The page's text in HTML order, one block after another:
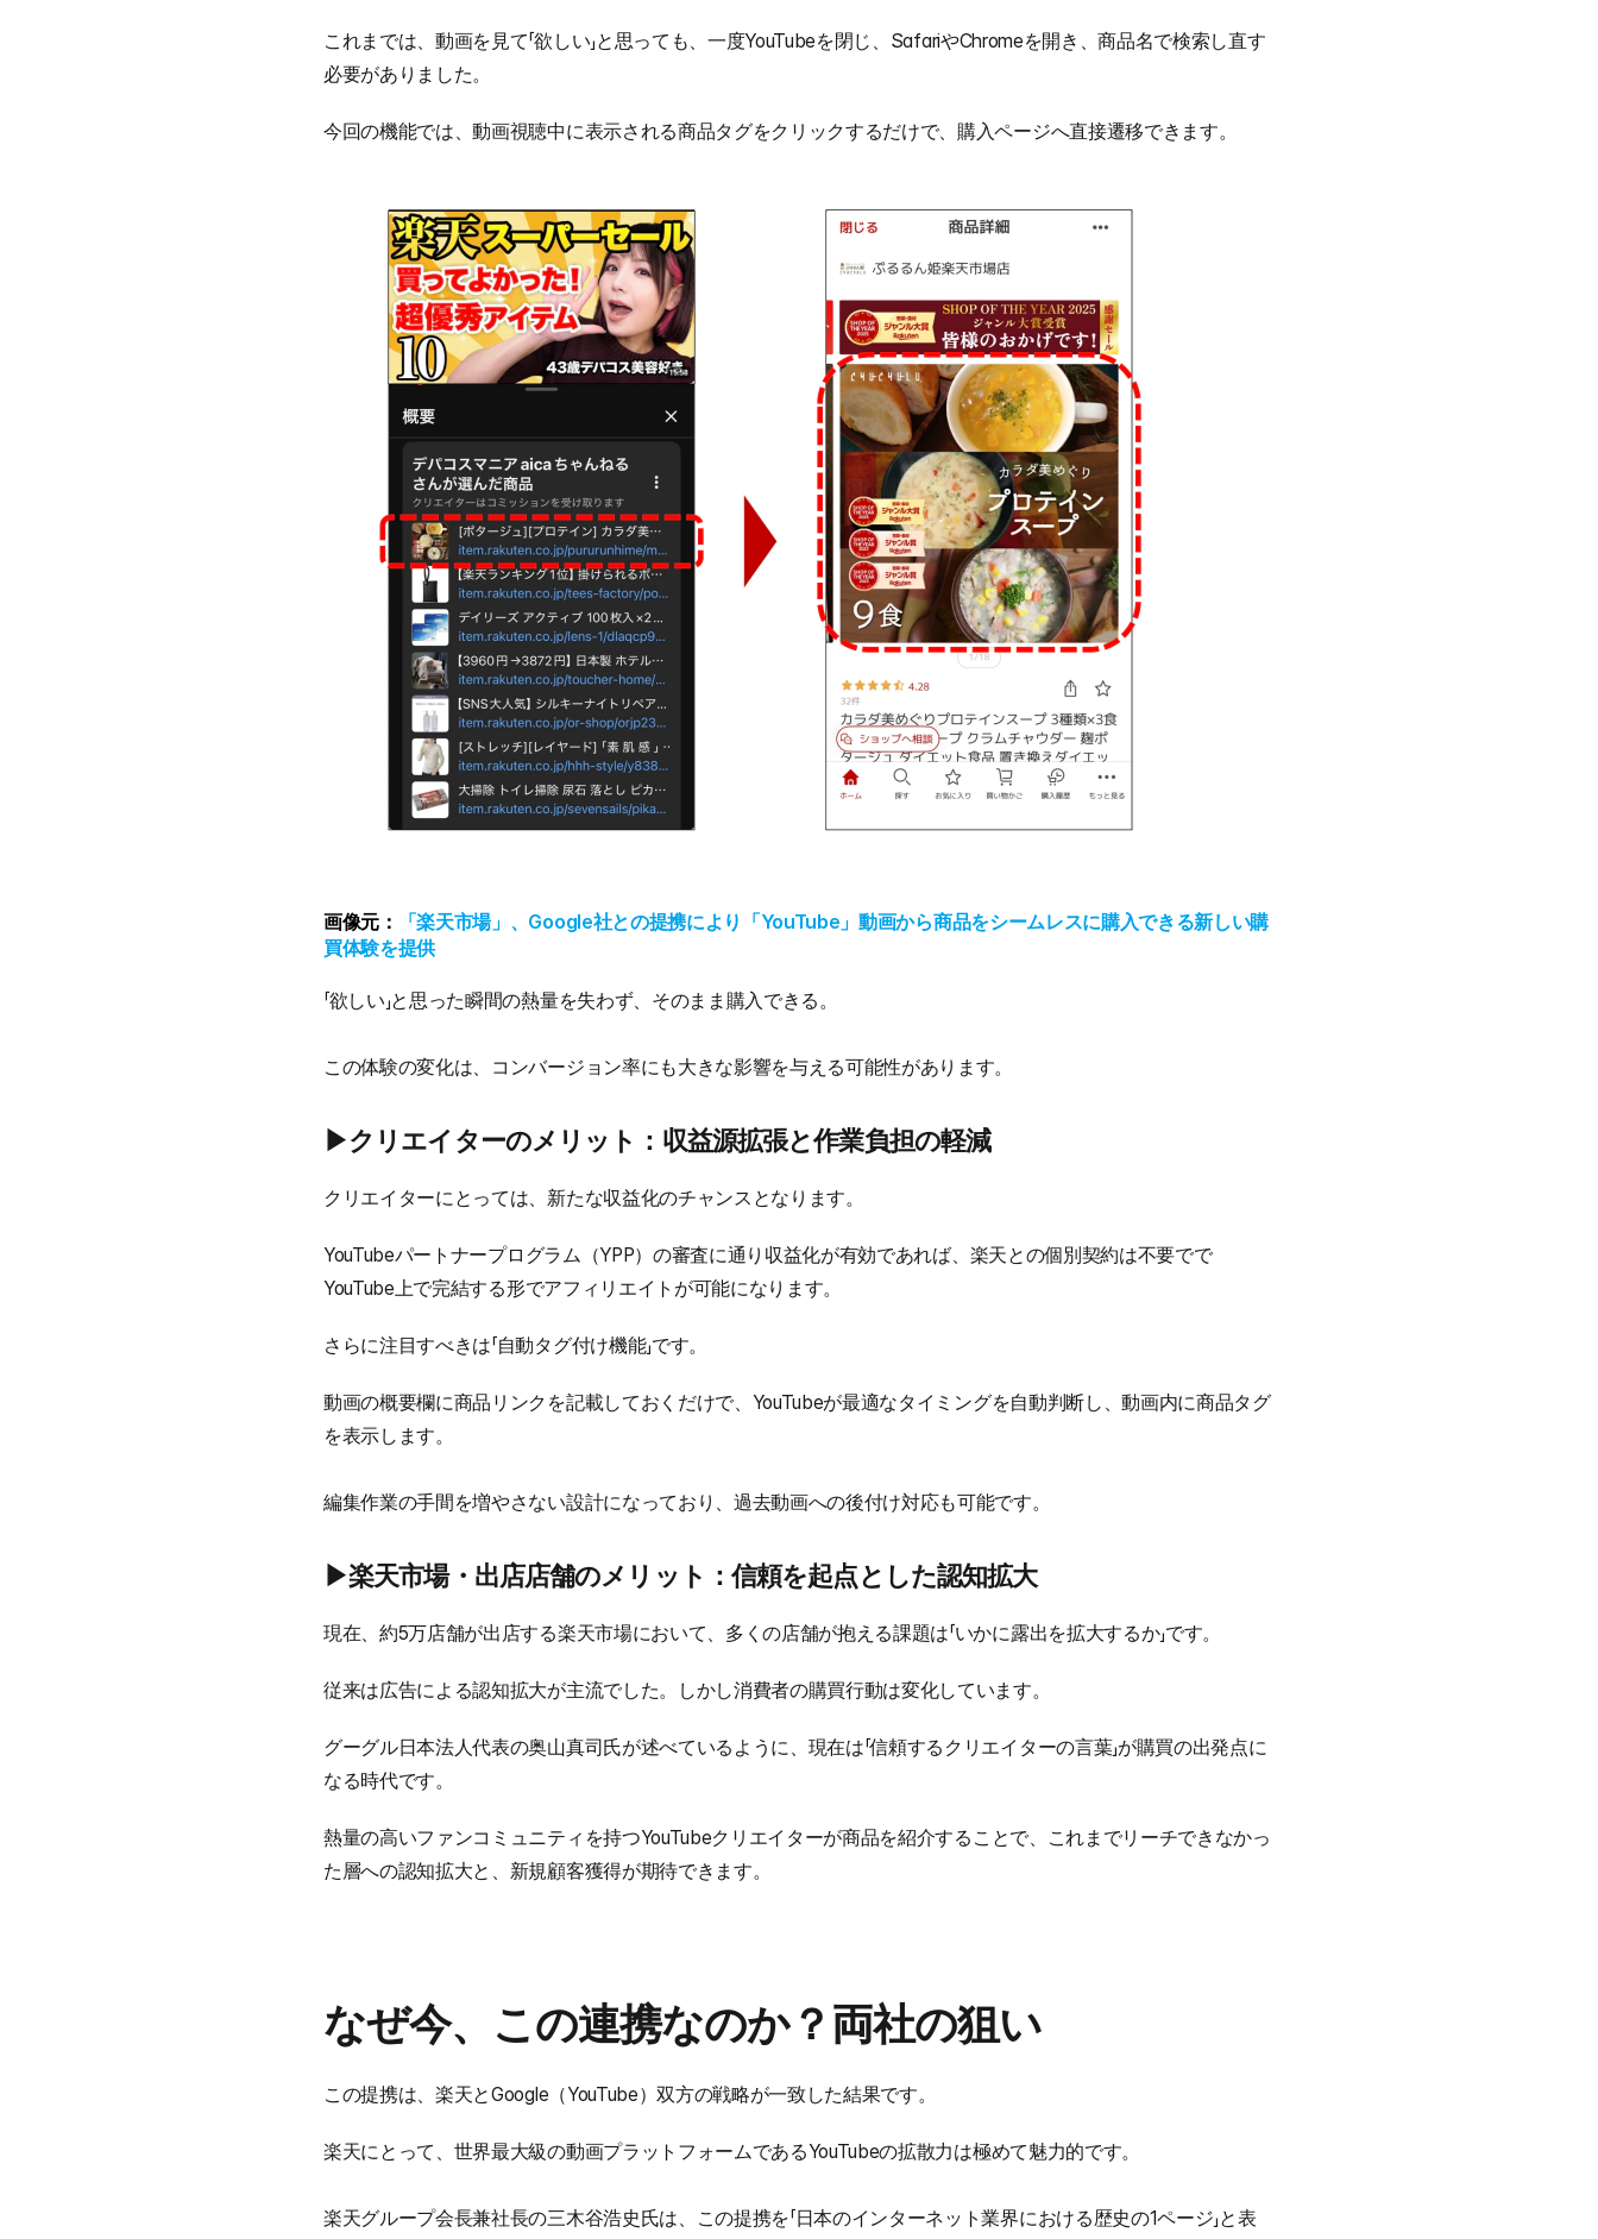
これまでは、動画を見て「欲しい」と思っても、一度YouTubeを閉じ、SafariやChromeを開き、商品名で検索し直す
必要がありました。
今回の機能では、動画視聴中に表示される商品タグをクリックするだけで、購入ページへ直接遷移できます。
画像元：
「楽天市場」、Google社との提携により「YouTube」動画から商品をシームレスに購入できる新しい購
買体験を提供
「欲しい」と思った瞬間の熱量を失わず、そのまま購入できる。
この体験の変化は、コンバージョン率にも大きな影響を与える可能性があります。
▶︎クリエイターのメリット：収益源拡張と作業負担の軽減
クリエイターにとっては、新たな収益化のチャンスとなります。
YouTubeパートナープログラム（YPP）の審査に通り収益化が有効であれば、楽天との個別契約は不要でで
YouTube上で完結する形でアフィリエイトが可能になります。
さらに注目すべきは「自動タグ付け機能」です。
動画の概要欄に商品リンクを記載しておくだけで、YouTubeが最適なタイミングを自動判断し、動画内に商品タグ
を表示します。
編集作業の手間を増やさない設計になっており、過去動画への後付け対応も可能です。
▶︎楽天市場・出店店舗のメリット：信頼を起点とした認知拡大
現在、約5万店舗が出店する楽天市場において、多くの店舗が抱える課題は「いかに露出を拡大するか」です。
従来は広告による認知拡大が主流でした。しかし消費者の購買行動は変化しています。
グーグル日本法人代表の奥山真司氏が述べているように、現在は「信頼するクリエイターの言葉」が購買の出発点に
なる時代です。
熱量の高いファンコミュニティを持つYouTubeクリエイターが商品を紹介することで、これまでリーチできなかっ
た層への認知拡大と、新規顧客獲得が期待できます。
なぜ今、この連携なのか？両社の狙い
この提携は、楽天とGoogle（YouTube）双方の戦略が一致した結果です。
楽天にとって、世界最大級の動画プラットフォームであるYouTubeの拡散力は極めて魅力的です。
楽天グループ会長兼社長の三木谷浩史氏は、この提携を「日本のインターネット業界における歴史の1ページ」と表